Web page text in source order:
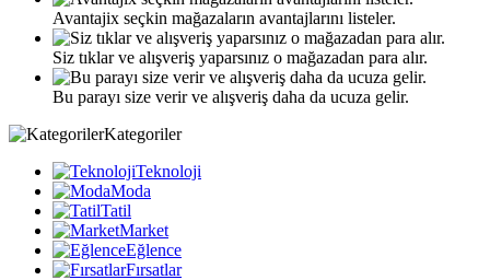
Avantajix seçkin mağazaların avantajlarını listeler.
Siz tıklar ve alışveriş yaparsınız o mağazadan para alır.
Bu parayı size verir ve alışveriş daha da ucuza gelir.
Kategoriler
Teknoloji
Moda
Tatil
Market
Eğlence
Fırsatlar